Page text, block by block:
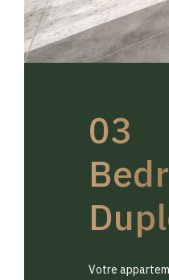
03
Votre